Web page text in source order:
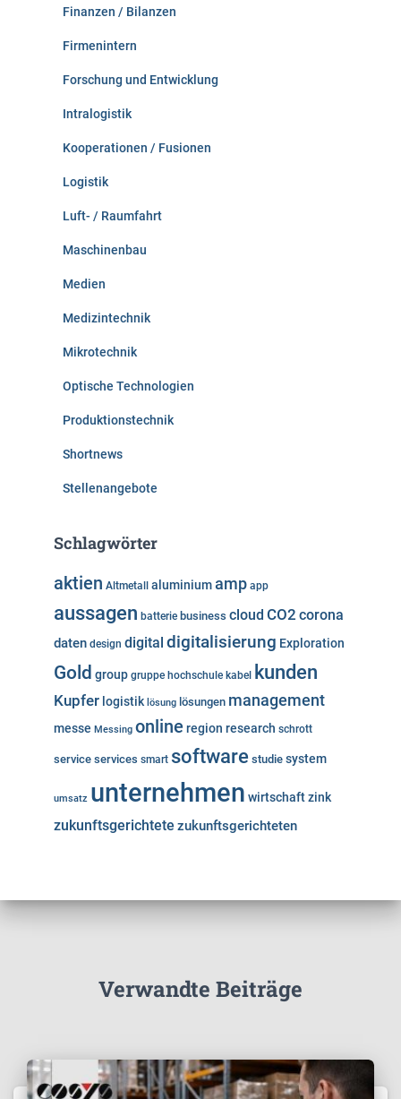
Finanzen / Bilanzen
Firmenintern
Forschung und Entwicklung
Intralogistik
Kooperationen / Fusionen
Logistik
Luft- / Raumfahrt
Maschinenbau
Medien
Medizintechnik
Mikrotechnik
Optische Technologien
Produktionstechnik
Shortnews
Stellenangebote
Schlagwörter
aktien Altmetall aluminiumamp app
aussagen batterie business cloud CO2 corona
daten design digital digitalisierung Exploration
Gold group gruppe hochschule kabel kunden
Kupfer logistik lösung lösungen management
messe Messing online region research schrott
service services smart software studie system
umsatz unternehmen wirtschaftzink
zukunftsgerichtete zukunftsgerichteten
Verwandte Beiträge